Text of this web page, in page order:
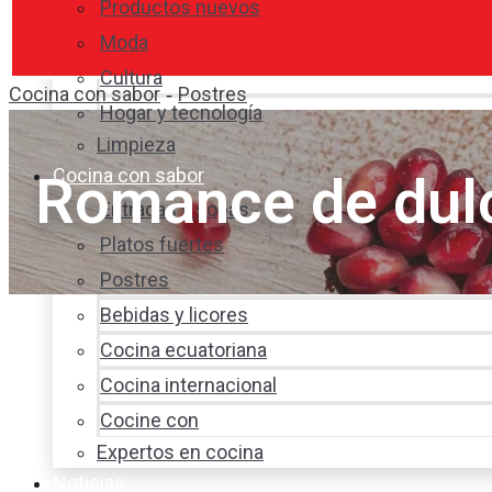
Productos nuevos
Moda
Cultura
Hogar y tecnología
Limpieza
Cocina con sabor
Entradas y sopas
Platos fuertes
Postres
Bebidas y licores
Cocina ecuatoriana
Cocina internacional
Cocine con
Expertos en cocina
Cocina con sabor- Postres
Romance de